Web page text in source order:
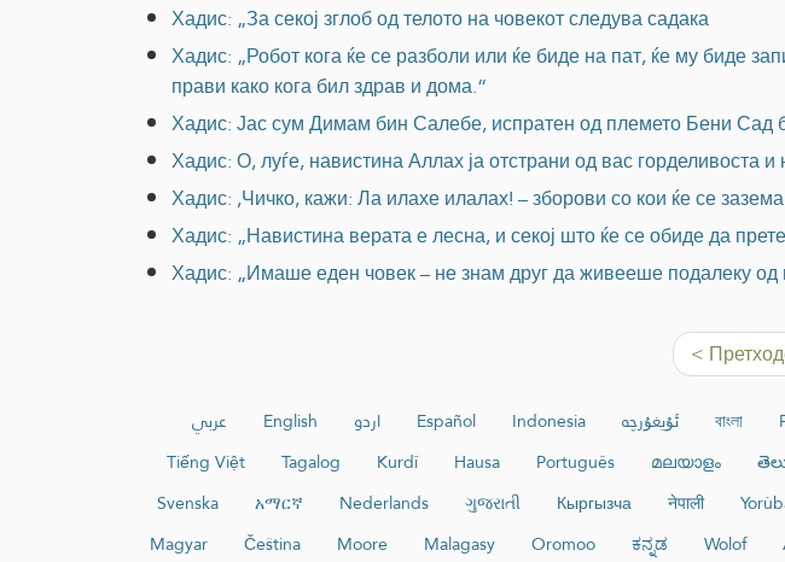
Хадис: „За секој зглоб од телото на човекот следува садака
Хадис: „Робот кога ќе се разболи или ќе биде на пат, ќе му биде
прави како кога бил здрав и дома.“
Хадис: Јас сум Димам бин Салебе, испратен од племето Бени Сад
Хадис: О, луѓе, навистина Аллах ја отстрани од вас
Хадис: ,Чичко, кажи: Ла илахе илалах! – зборови со кои ќе се
Хадис: „Навистина верата е лесна, и секој што ќе се обиде да
Хадис: „Имаше еден човек – не знам друг да живееше подалеку
<
عربي English اردو Español Indonesia ئۇيغۇرچە বাংলা
Tiếng Việt
Tagalog Kurdî Hausa Português മലയാളം
Svenska
አማርኛ Nederlands ગુજરાતી Кыргызча नेपाली
Magyar
Čeština Moore Malagasy Oromoo ಕನ್ನಡ Wolof